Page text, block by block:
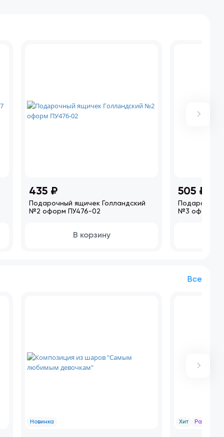
435 ₽
Подарочный ящичек Голландский
№2 оформ ПУ476-02
В корзину
505 ₽
Подарочный
№3 оформ
Все
Новинка Хит